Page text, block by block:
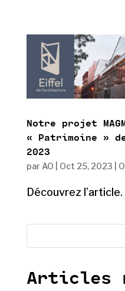
Notre projet
« Patrimoine »
2023
par AO Oct 25, 2023
Découvrez l’article.
Articles